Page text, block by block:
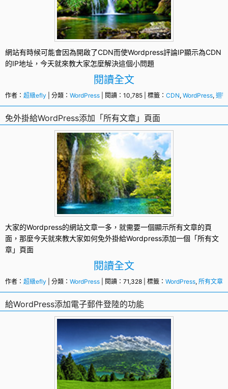
網站有時候可能會因為開啟了CDN而使Wordpress評論IP顯示為CDN
的IP地址，今天就來教大家怎麼解決這個小問題
閱讀全文
作者： 超級efly | 分類： WordPress | 閱讀：10,785 | 標籤： CDN, WordPress, 迴響
免外掛給WordPress添加「所有文章」頁面
大家的Wordpress的網站文章一多，就需要一個顯示所有文章的頁
面 ，那麼今天就來教大家如何免外掛給Wordpress添加一個「所有文
章」頁面
閱讀全文
作者： 超級efly | 分類： WordPress | 閱讀：71,328 | 標籤： WordPress, 所有文章
給WordPress添加電子郵件登陸的功能